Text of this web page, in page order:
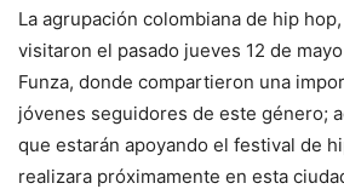
La agrupación colombiana de hip
visitaron el pasado jueves 12 de
Funza, donde compartieron una
jóvenes seguidores de este género;
que estarán apoyando el festival de
realizara próximamente en esta